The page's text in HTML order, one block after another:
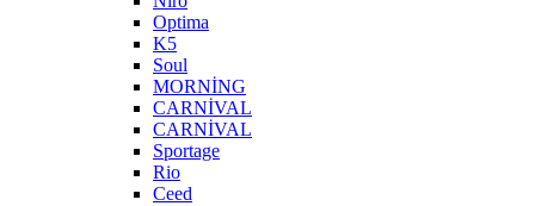
Optima
K5
Soul
MORNİNG
CARNİVAL
CARNİVAL
Sportage
Rio
Ceed